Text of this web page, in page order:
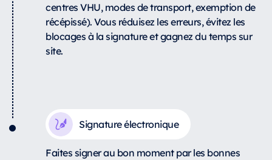
centres VHU, modes de transport, exemption de
récépissé). Vous réduisez les erreurs, évitez les
blocages à la signature et gagnez du temps sur
site.
Signature électronique
Faites signer au bon moment par les bonnes